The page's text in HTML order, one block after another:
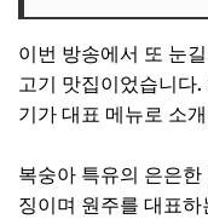
이번 방송에서 또 눈
고기 맛집이었습니다
기가 대표 메뉴로 소
복숭아 특유의 은은
징이며 원주를 대표